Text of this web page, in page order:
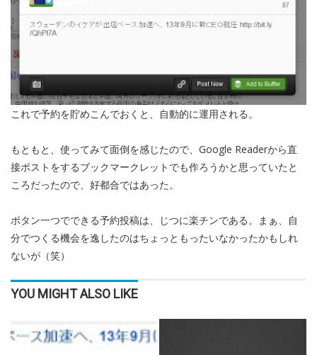
これで予約を貯めこんでおくと、自動的に運用される。
もともと、使ってみて面倒を感じたので、Google Readerから直
接ポストをするブックマークレットでも作ろうかと思っていたと
ころだったので、好都合ではあった。
ボタン一つでできる予約投稿は、じつに楽チンである。まぁ、自
分でつくる機会を逸したのはちょっともったいなかったかもしれ
ないが（笑）
YOU MIGHT ALSO LIKE